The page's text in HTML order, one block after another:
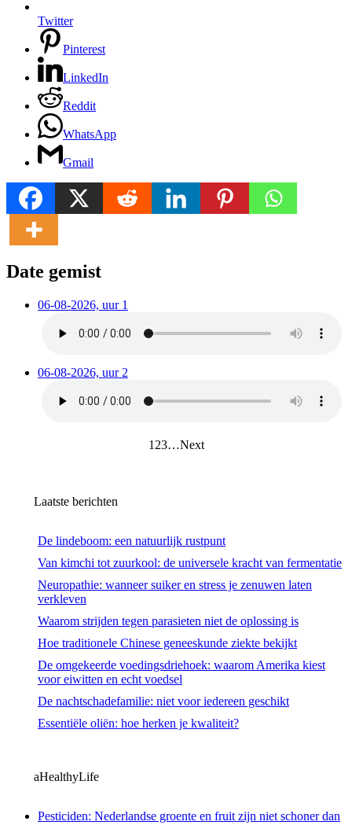
Twitter
Pinterest
LinkedIn
Reddit
WhatsApp
Gmail
Date gemist
06-08-2026, uur 1
06-08-2026, uur 2
1 23…Next
Laatste berichten
De lindeboom: een natuurlijk rustpunt
Van kimchi tot zuurkool: de universele kracht van fermentatie
Neuropathie: wanneer suiker en stress je zenuwen laten
verkleven
Waarom strijden tegen parasieten niet de oplossing is
Hoe traditionele Chinese geneeskunde ziekte bekijkt
De omgekeerde voedingsdriehoek: waarom Amerika kiest
voor eiwitten en echt voedsel
De nachtschadefamilie: niet voor iedereen geschikt
Essentiële oliën: hoe herken je kwaliteit?
aHealthyLife
Pesticiden: Nederlandse groente en fruit zijn niet schoner dan